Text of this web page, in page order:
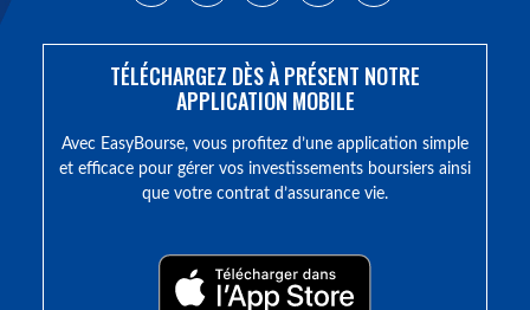
TÉLÉCHARGEZ DÈS À PRÉSENT NOTRE
APPLICATION MOBILE
Avec EasyBourse, vous profitez d’une application simple
et efficace pour gérer vos investissements boursiers ainsi
que votre contrat d’assurance vie.